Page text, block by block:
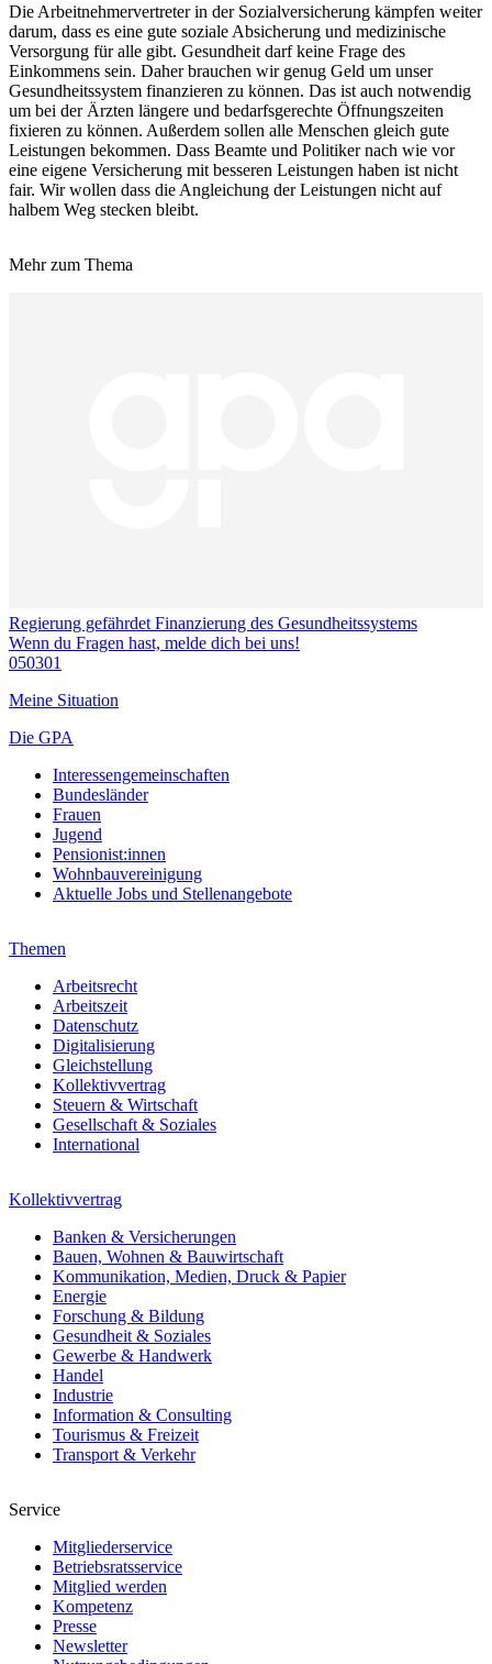
Die Arbeitnehmervertreter in der Sozialversicherung kämpfen weiter
darum, dass es eine gute soziale Absicherung und medizinische
Versorgung für alle gibt. Gesundheit darf keine Frage des
Einkommens sein. Daher brauchen wir genug Geld um unser
Gesundheitssystem finanzieren zu können. Das ist auch notwendig
um bei der Ärzten längere und bedarfsgerechte Öffnungszeiten
fixieren zu können. Außerdem sollen alle Menschen gleich gute
Leistungen bekommen. Dass Beamte und Politiker nach wie vor
eine eigene Versicherung mit besseren Leistungen haben ist nicht
fair. Wir wollen dass die Angleichung der Leistungen nicht auf
halbem Weg stecken bleibt.
Mehr zum Thema
Regierung gefährdet Finanzierung des Gesundheitssystems
Wenn du Fragen hast, melde dich bei uns!
050301
Meine Situation
Die GPA
Interessengemeinschaften
Bundesländer
Frauen
Jugend
Pensionist:innen
Wohnbauvereinigung
Aktuelle Jobs und Stellenangebote
Themen
Arbeitsrecht
Arbeitszeit
Datenschutz
Digitalisierung
Gleichstellung
Kollektivvertrag
Steuern & Wirtschaft
Gesellschaft & Soziales
International
Kollektivvertrag
Banken & Versicherungen
Bauen, Wohnen & Bauwirtschaft
Kommunikation, Medien, Druck & Papier
Energie
Forschung & Bildung
Gesundheit & Soziales
Gewerbe & Handwerk
Handel
Industrie
Information & Consulting
Tourismus & Freizeit
Transport & Verkehr
Service
Mitgliederservice
Betriebsratsservice
Mitglied werden
Kompetenz
Presse
Newsletter